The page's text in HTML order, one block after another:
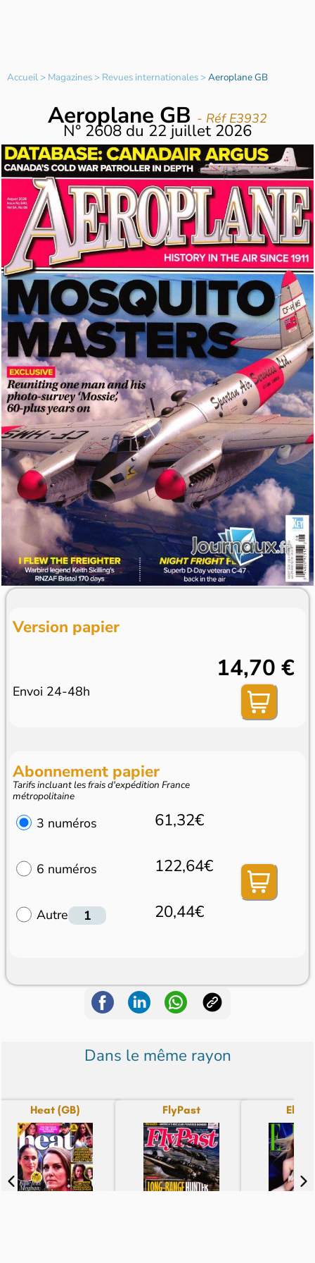
Accueil> Magazines> Revues internationales>Aeroplane GB
Aeroplane GB - Réf E3932
N° 2608du22 juillet 2026
Version papier
Envoi 24-48h
14,70 €
Abonnement papier
Tarifs incluant les frais d'expédition France
métropolitaine
3 numéros 61,32€
6 numéros 122,64€
Autre 20,44€
Dans le même rayon
Heat (GB) FlyPast Elle